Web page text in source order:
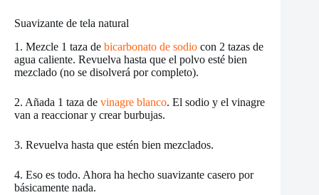
Suavizante de tela natural
1. Mezcle 1 taza de bicarbonato de sodio con 2 tazas de
agua caliente. Revuelva hasta que el polvo esté bien
mezclado (no se disolverá por completo).
2. Añada 1 taza de vinagre blanco. El sodio y el vinagre
van a reaccionar y crear burbujas.
3. Revuelva hasta que estén bien mezclados.
4. Eso es todo. Ahora ha hecho suavizante casero por
básicamente nada.